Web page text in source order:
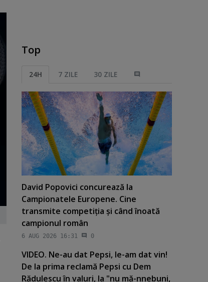
Top
24H 7 ZILE 30 ZILE
David Popovici concurează la
Campionatele Europene. Cine
transmite competiţia şi când înoată
campionul român
6 AUG 2026 16:31 0
VIDEO. Ne-au dat Pepsi, le-am dat vin!
De la prima reclamă Pepsi cu Dem
Rădulescu în valuri, la "nu mă-nnebuni,